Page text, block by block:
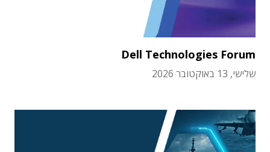
Dell Technologies Forum
שלישי, 13 באוקטובר 2026